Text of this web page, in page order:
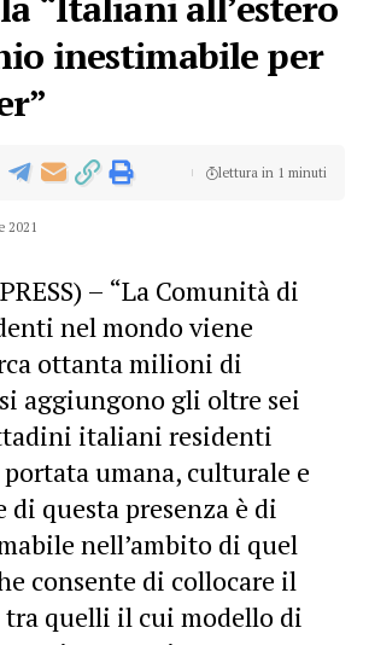
inestimabile per
2021
lettura in 1 minuti
– “La Comunità di
nel mondo viene
ottanta milioni di
aggiungono gli oltre sei
italiani residenti
portata umana, culturale e
di questa presenza è di
nell’ambito di quel
consente di collocare il
tra quelli il cui modello di